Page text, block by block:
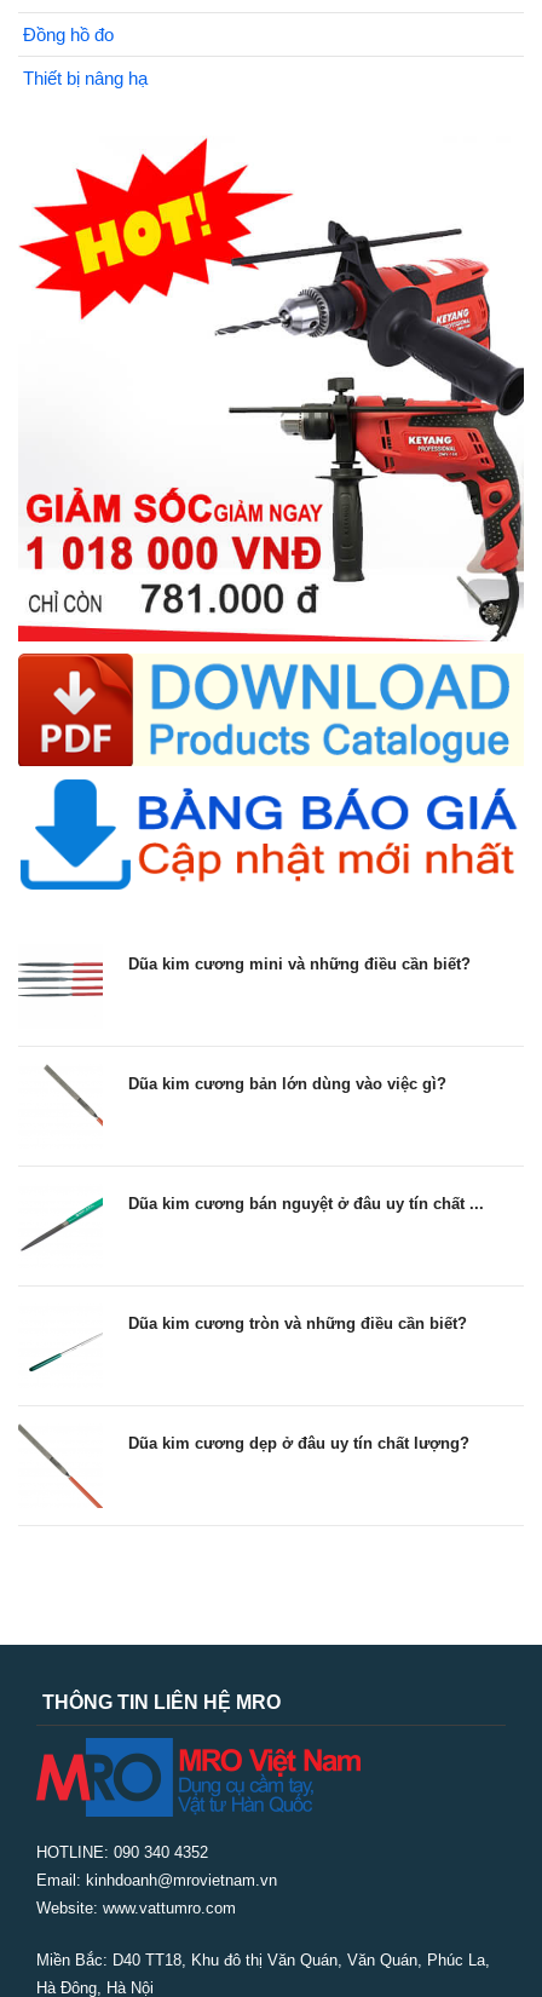
Đồng hồ đo
Thiết bị nâng hạ
Dũa kim cương mini và những điều cần biết?
Dũa kim cương bản lớn dùng vào việc gì?
Dũa kim cương bán nguyệt ở đâu uy tín chất ...
Dũa kim cương tròn và những điều cần biết?
Dũa kim cương dẹp ở đâu uy tín chất lượng?
THÔNG TIN LIÊN HỆ MRO
HOTLINE: 090 340 4352
Email: kinhdoanh@mrovietnam.vn
Website: www.vattumro.com
Miền Bắc: D40 TT18, Khu đô thị Văn Quán, Văn Quán, Phúc La,
Hà Đông, Hà Nội